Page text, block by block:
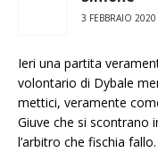
3 FEBBRAIO
Ieri una partita
volontario di Dybale
mettici, veramente
Giuve che si scontrano
l’arbitro che fischia